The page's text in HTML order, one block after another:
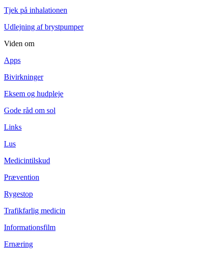
Tjek på inhalationen
Udlejning af brystpumper
Viden om
Apps
Bivirkninger
Eksem og hudpleje
Gode råd om sol
Links
Lus
Medicintilskud
Prævention
Rygestop
Trafikfarlig medicin
Informationsfilm
Ernæring